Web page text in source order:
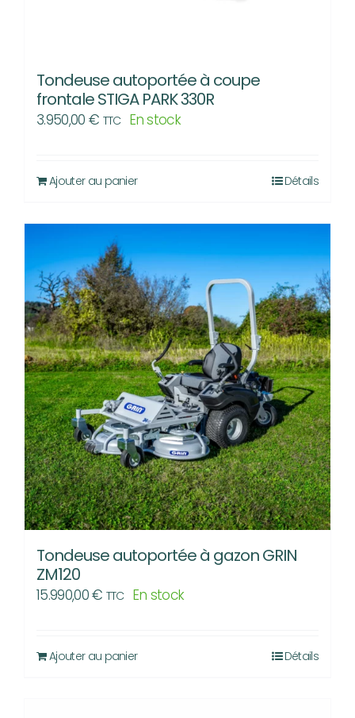
Tondeuse autoportée à coupe
frontale STIGA PARK 330R
3.950,00 € TTC En stock
Ajouter au panier Détails
Tondeuse autoportée à gazon GRIN
ZM120
15.990,00€ TTC En stock
Ajouter au panier Détails